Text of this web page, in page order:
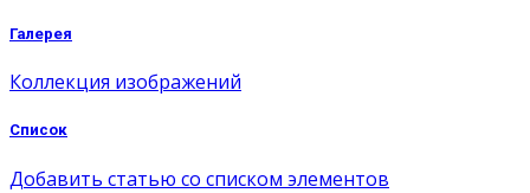
Галерея
Коллекция изображений
Список
Добавить статью со списком элементов